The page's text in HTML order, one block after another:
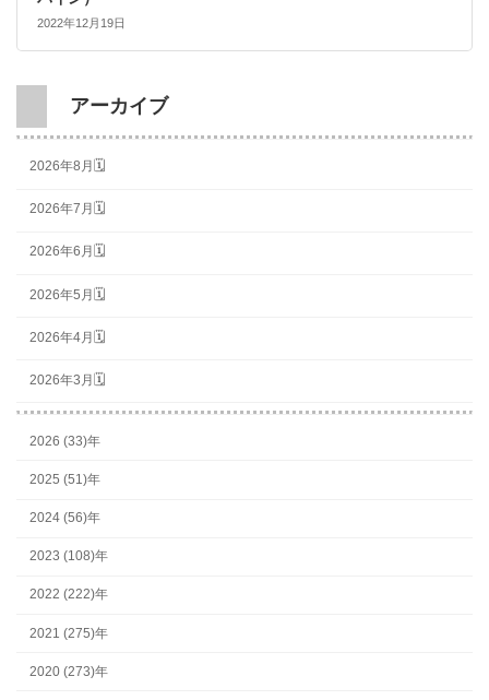
2022年12月19日
アーカイブ
2026年8月🗓
2026年7月🗓
2026年6月🗓
2026年5月🗓
2026年4月🗓
2026年3月🗓
2026 (33)年
2025 (51)年
2024 (56)年
2023 (108)年
2022 (222)年
2021 (275)年
2020 (273)年